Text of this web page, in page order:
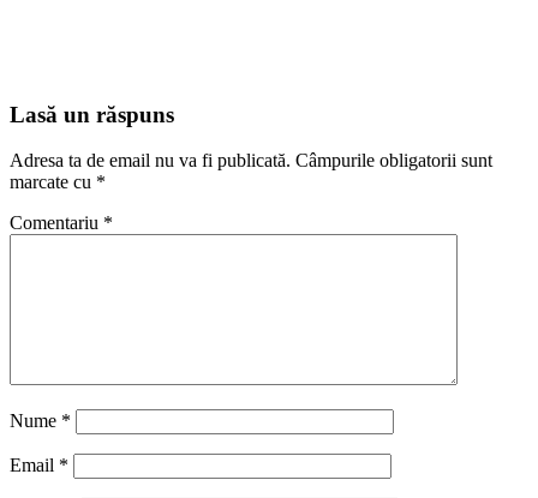
Lasă un răspuns
Adresa ta de email nu va fi publicată. Câmpurile obligatorii sunt
marcate cu *
Comentariu *
Nume *
Email *